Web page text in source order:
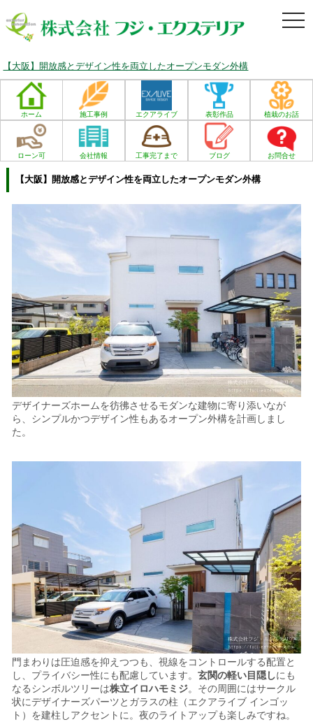
【大阪】開放感とデザイン性を両立したオープンモダン外構
ホーム 施工事例 エクアライブ 表彰作品 植栽のお話
ローン可 会社情報 工事完了まで ブログ お問合せ
【大阪】開放感とデザイン性を両立したオープンモダン外構
デザイナーズホームを彷彿させるモダンな建物に寄り添いなが
ら、シンプルかつデザイン性もあるオープン外構を計画しまし
た。
門まわりは圧迫感を抑えつつも、視線をコントロールする配置と
し、プライバシー性にも配慮しています。玄関の軽い目隠しにも
なるシンボルツリーは株立イロハモミジ。その周囲にはサークル
状にデザイナーズパーツとガラスの柱（エクアライブ インゴッ
ト）を建柱しアクセントに。夜のライトアップも楽しみですね。